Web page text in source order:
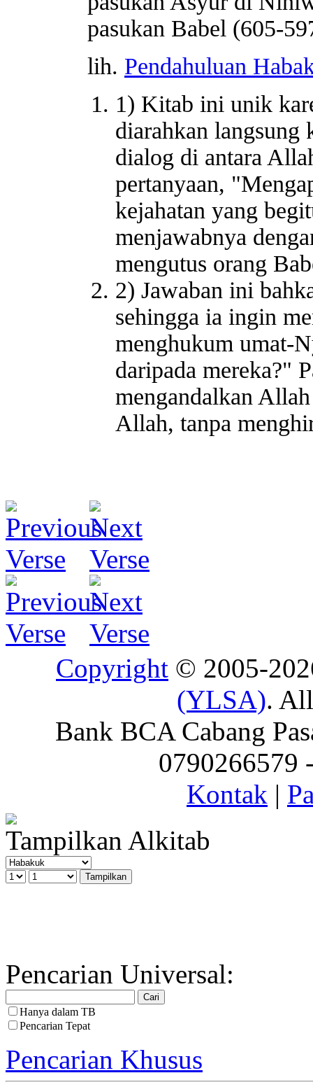
pasukan Babel (605-
lih. Pendahuluan
1) Kitab ini unik
diarahkan langsung
dialog di antara
pertanyaan,
kejahatan yang
menjawabnya
mengutus orang
2) Jawaban ini
sehingga ia ingin
menghukum umat-
daripada mereka?"
mengandalkan
Allah, tanpa
Copyright © 2005-
(YLSA).
Bank BCA Cabang
0790266579
Kontak |
Tampilkan Alkitab
Pencarian Universal:
Hanya dalam TB
Pencarian Tepat
Pencarian Khusus